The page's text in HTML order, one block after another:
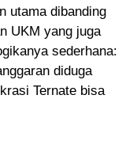
utama dibanding
UKM yang juga
sederhana:
diduga
Ternate bisa